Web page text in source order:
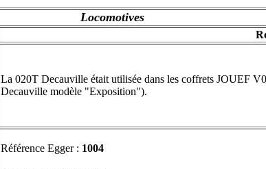
Locomotives
La 020T Decauville était utilisée dans les coffrets JOUEF
Decauville modèle "Exposition").
Référence Egger : 1004